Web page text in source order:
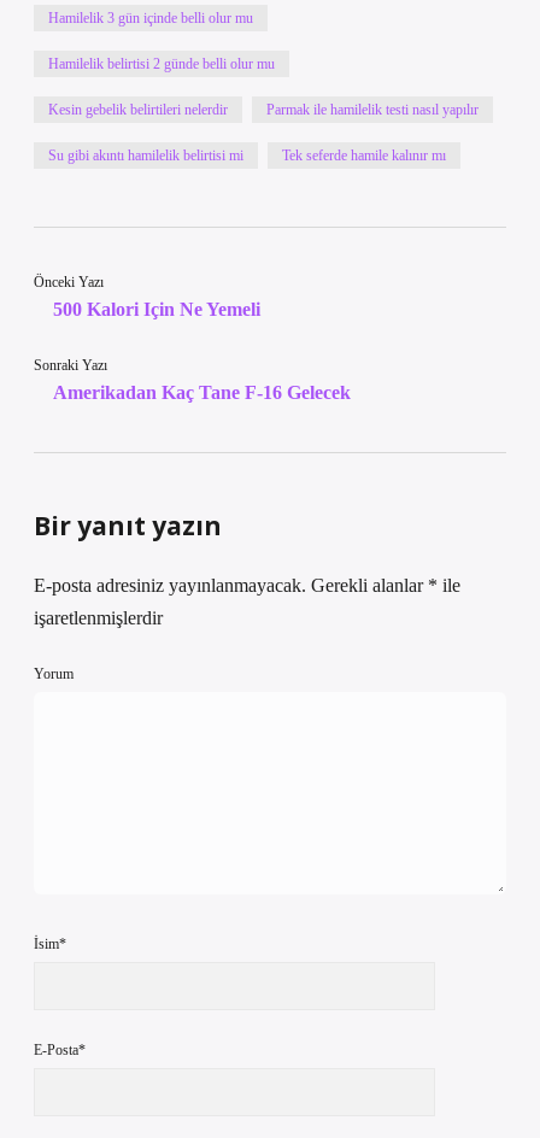
Hamilelik 3 gün içinde belli olur mu
Hamilelik belirtisi 2 günde belli olur mu
Kesin gebelik belirtileri nelerdir Parmak ile hamilelik testi nasıl yapılır
Su gibi akıntı hamilelik belirtisi mi Tek seferde hamile kalınır mı
Önceki Yazı
500 Kalori Için Ne Yemeli
Sonraki Yazı
Amerikadan Kaç Tane F-16 Gelecek
Bir yanıt yazın
E-posta adresiniz yayınlanmayacak. Gerekli alanlar * ile
işaretlenmişlerdir
Yorum
İsim*
E-Posta*